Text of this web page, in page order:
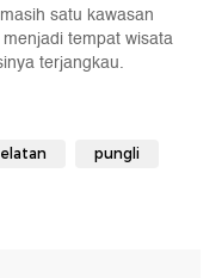
satu kawasan
tempat wisata
terjangkau.
pungli